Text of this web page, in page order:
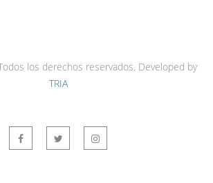
los derechos reservados. Developed by
TRIA